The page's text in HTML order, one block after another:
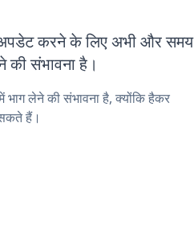
करने के लिए अभी और समय
की संभावना है।
लेने की संभावना है, क्योंकि हैकर
हैं।